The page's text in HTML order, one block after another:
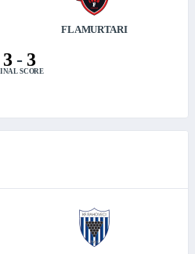
FLAMURTARI
3- 3
SCORE